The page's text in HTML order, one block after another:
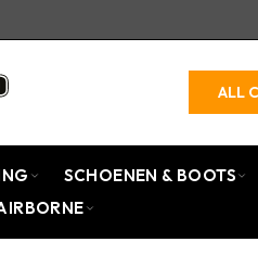
ALL
SCHOENEN & BOOTS